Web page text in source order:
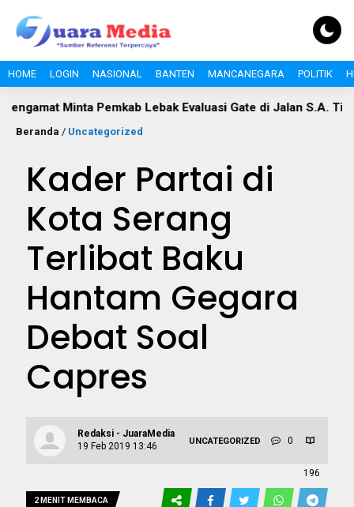
HOME LOGIN NASIONAL BANTEN MANCANEGARA POLITIK
Pemkab Lebak Evaluasi Gate di Jalan S.A. Tirtayasa
Beranda / Uncategorized
Kader Partai di
Kota Serang
Terlibat Baku
Hantam Gegara
Debat Soal
Capres
Redaksi - JuaraMedia
19 Feb 2019 13:46
UNCATEGORIZED 0
196
2 MENIT MEMBACA